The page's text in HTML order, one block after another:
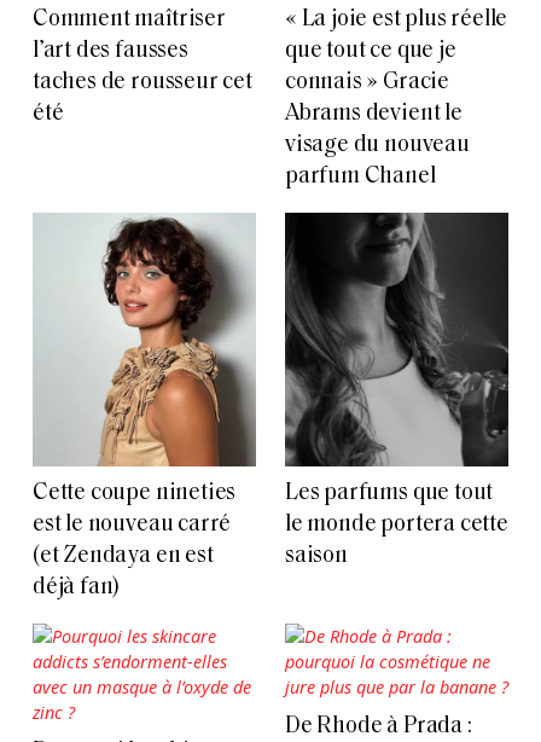
Comment maîtriser
l’art des fausses
taches de rousseur cet
été
« La joie est plus réelle
que tout ce que je
connais » Gracie
Abrams devient le
visage du nouveau
parfum Chanel
Cette coupe nineties
est le nouveau carré
(et Zendaya en est
déjà fan)
Les parfums que tout
le monde portera cette
saison
De Rhode à Prada :